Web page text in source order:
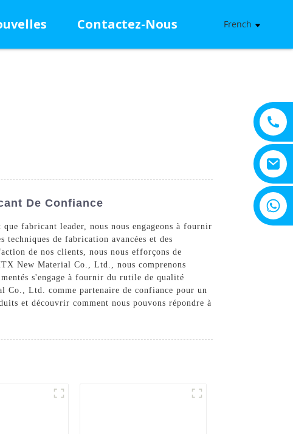
Contactez-Nous French
De Confiance
fabricant leader, nous nous engageons à fournir
de fabrication avancées et des
de nos clients, nous nous efforçons de
New Material Co., Ltd., nous comprenons
s'engage à fournir du rutile de qualité
Co., Ltd. comme partenaire de confiance pour un
et découvrir comment nous pouvons répondre à